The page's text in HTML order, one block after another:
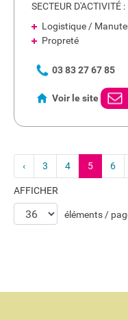
SECTEUR D'ACTIVITÉ :
Logistique /
Propreté
03 83 27 67 85
Voir le site
‹ 3 4 5 6
AFFICHER
éléments /